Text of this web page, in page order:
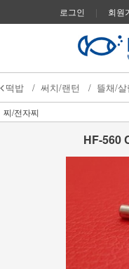
로그인 | 회원
떡밥 / 써치/랜턴 / 뜰채/
찌/전자찌
HF-560